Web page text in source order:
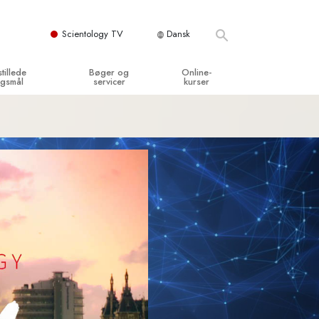
Scientology TV Dansk
Kirke
organisationerne
Bøger og
servicer
foredrag
Online-
kurser
Tilværelsens dynamikker
Løsninger til farlige omgivelser
Assister ved sygdom og skader
Integritet og ærlighed
Ægteskab